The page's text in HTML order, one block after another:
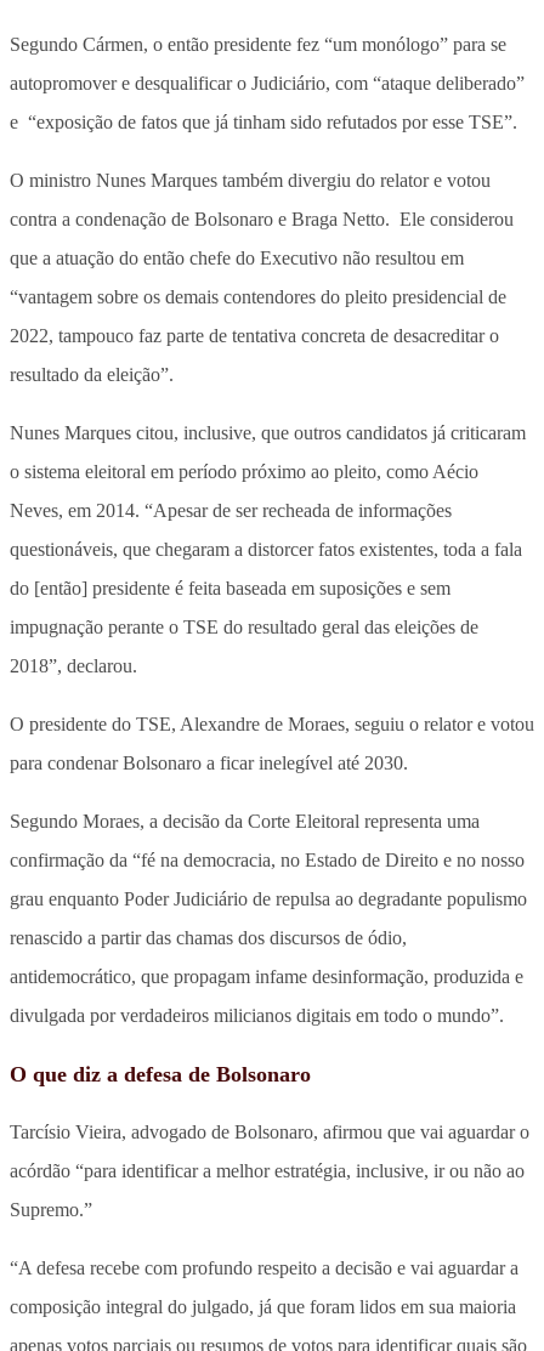
Segundo Cármen, o então presidente fez “um monólogo” para se
autopromover e desqualificar o Judiciário, com “ataque deliberado”
e “exposição de fatos que já tinham sido refutados por esse TSE”.
O ministro Nunes Marques também divergiu do relator e votou
contra a condenação de Bolsonaro e Braga Netto. Ele considerou
que a atuação do então chefe do Executivo não resultou em
“vantagem sobre os demais contendores do pleito presidencial de
2022, tampouco faz parte de tentativa concreta de desacreditar o
resultado da eleição”.
Nunes Marques citou, inclusive, que outros candidatos já criticaram
o sistema eleitoral em período próximo ao pleito, como Aécio
Neves, em 2014. “Apesar de ser recheada de informações
questionáveis, que chegaram a distorcer fatos existentes, toda a fala
do [então] presidente é feita baseada em suposições e sem
impugnação perante o TSE do resultado geral das eleições de
2018”, declarou.
O presidente do TSE, Alexandre de Moraes, seguiu o relator e votou
para condenar Bolsonaro a ficar inelegível até 2030.
Segundo Moraes, a decisão da Corte Eleitoral representa uma
confirmação da “fé na democracia, no Estado de Direito e no nosso
grau enquanto Poder Judiciário de repulsa ao degradante populismo
renascido a partir das chamas dos discursos de ódio,
antidemocrático, que propagam infame desinformação, produzida e
divulgada por verdadeiros milicianos digitais em todo o mundo”.
O que diz a defesa de Bolsonaro
Tarcísio Vieira, advogado de Bolsonaro, afirmou que vai aguardar o
acórdão “para identificar a melhor estratégia, inclusive, ir ou não ao
Supremo.”
“A defesa recebe com profundo respeito a decisão e vai aguardar a
composição integral do julgado, já que foram lidos em sua maioria
apenas votos parciais ou resumos de votos para identificar quais são